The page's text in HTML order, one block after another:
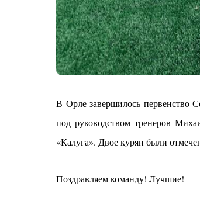
В Орле завершилось первенство
под руководством тренеров
«Калуга». Двое курян были
Поздравляем команду! Лучшие!